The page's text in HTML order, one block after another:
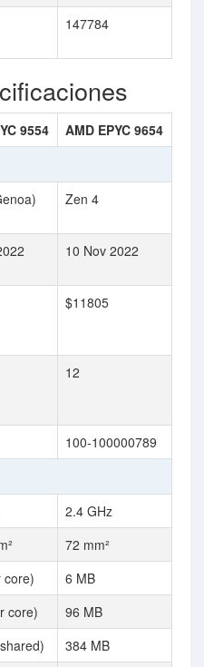
147784
9554 AMD EPYC 9654
Zen 4
10 Nov 2022
$11805
12
100-100000789
2.4 GHz
72 mm²
core)
6 MB
core)
96 MB
384 MB